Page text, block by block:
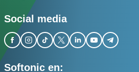
Social media
Softonic en: